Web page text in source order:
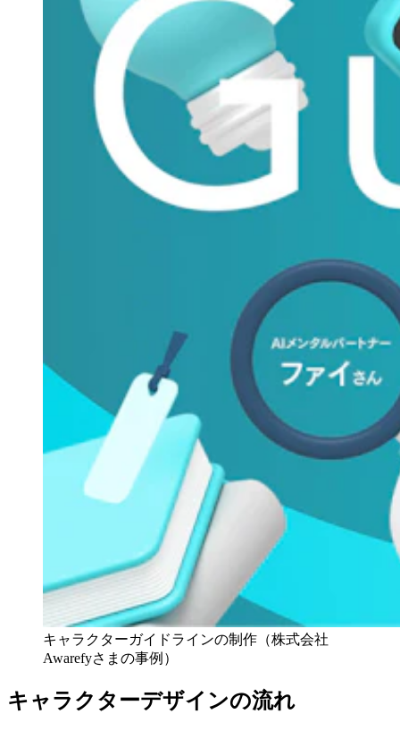
キャラクターガイドラインの制作（株式会社
Awarefyさまの事例）
キャラクターデザインの流れ